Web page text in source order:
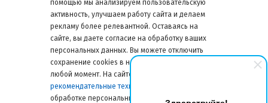
помощью мы анализируем пользовательскую
активность, улучшаем работу сайта и делаем
рекламу более релевантной. Оставаясь на
сайте, вы даете согласие на обработку ваших
персональных данных. Вы можете отключить
сохранение cookies в настройках браузера в
любой момент. На сайте также применяются
рекомендательные технологии
обработке персональных данных — в